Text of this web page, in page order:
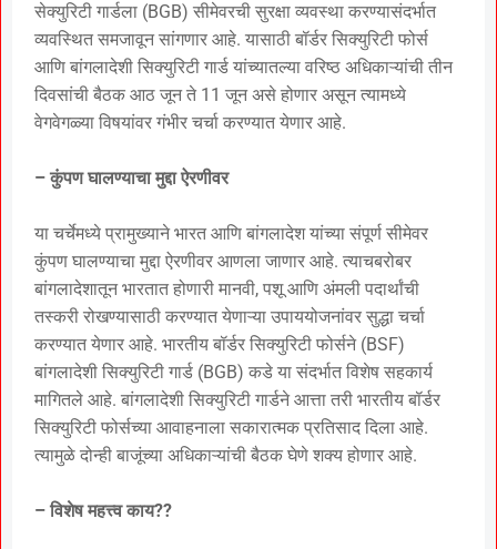
सेक्युरिटी गार्डला (BGB) सीमेवरची सुरक्षा व्यवस्था करण्यासंदर्भात
व्यवस्थित समजावून सांगणार आहे. यासाठी बॉर्डर सिक्युरिटी फोर्स
आणि बांगलादेशी सिक्युरिटी गार्ड यांच्यातल्या वरिष्ठ अधिकाऱ्यांची तीन
दिवसांची बैठक आठ जून ते 11 जून असे होणार असून त्यामध्ये
वेगवेगळ्या विषयांवर गंभीर चर्चा करण्यात येणार आहे.
– कुंपण घालण्याचा मुद्दा ऐरणीवर
या चर्चेमध्ये प्रामुख्याने भारत आणि बांगलादेश यांच्या संपूर्ण सीमेवर
कुंपण घालण्याचा मुद्दा ऐरणीवर आणला जाणार आहे. त्याचबरोबर
बांगलादेशातून भारतात होणारी मानवी, पशू आणि अंमली पदार्थांची
तस्करी रोखण्यासाठी करण्यात येणाऱ्या उपाययोजनांवर सुद्धा चर्चा
करण्यात येणार आहे. भारतीय बॉर्डर सिक्युरिटी फोर्सने (BSF)
बांगलादेशी सिक्युरिटी गार्ड (BGB) कडे या संदर्भात विशेष सहकार्य
मागितले आहे. बांगलादेशी सिक्युरिटी गार्डने आत्ता तरी भारतीय बॉर्डर
सिक्युरिटी फोर्सच्या आवाहनाला सकारात्मक प्रतिसाद दिला आहे.
त्यामुळे दोन्ही बाजूंच्या अधिकाऱ्यांची बैठक घेणे शक्य होणार आहे.
– विशेष महत्त्व काय??